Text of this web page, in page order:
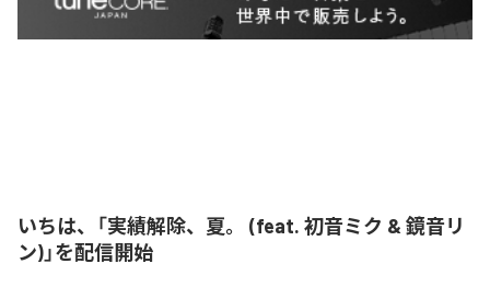
いちは、「実績解除、夏。 (feat. 初音ミク & 鏡音リ
ン)」を配信開始